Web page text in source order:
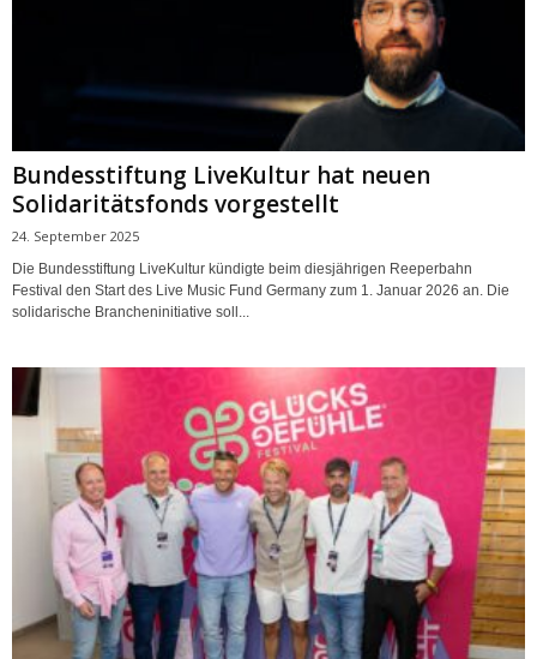
Bundesstiftung LiveKultur hat neuen
Solidaritätsfonds vorgestellt
24. September 2025
Die Bundesstiftung LiveKultur kündigte beim diesjährigen Reeperbahn
Festival den Start des Live Music Fund Germany zum 1. Januar 2026 an. Die
solidarische Brancheninitiative soll...